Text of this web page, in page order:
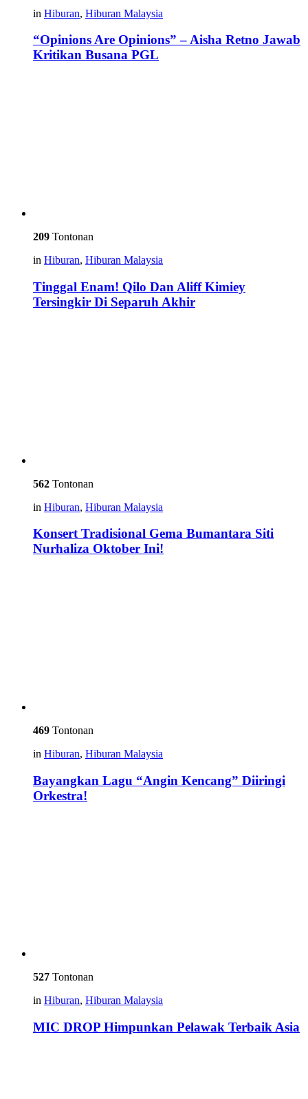
in Hiburan, Hiburan Malaysia
“Opinions Are Opinions” – Aisha Retno Jawab
Kritikan Busana PGL
209 Tontonan
in Hiburan, Hiburan Malaysia
Tinggal Enam! Qilo Dan Aliff Kimiey
Tersingkir Di Separuh Akhir
562 Tontonan
in Hiburan, Hiburan Malaysia
Konsert Tradisional Gema Bumantara Siti
Nurhaliza Oktober Ini!
469 Tontonan
in Hiburan, Hiburan Malaysia
Bayangkan Lagu “Angin Kencang” Diiringi
Orkestra!
527 Tontonan
in Hiburan, Hiburan Malaysia
MIC DROP Himpunkan Pelawak Terbaik Asia